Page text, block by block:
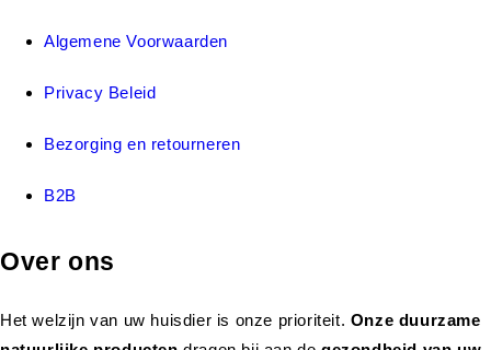
Algemene Voorwaarden
Privacy Beleid
Bezorging en retourneren
B2B
Over ons
Het welzijn van uw huisdier is onze prioriteit. Onze duurzame